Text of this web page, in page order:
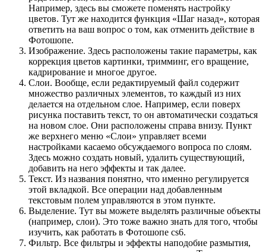
Например, здесь вы сможете поменять настройку
цветов. Тут же находится функция «Шаг назад», которая
ответить на ваш вопрос о том, как отменить действие в
Фотошопе.
Изображение. Здесь расположены такие параметры, как
коррекция цветов картинки, тримминг, его вращение,
кадрирование и многое другое.
Слои. Вообще, если редактируемый файл содержит
множество различных элементов, то каждый из них
делается на отдельном слое. Например, если поверх
рисунка поставить текст, то он автоматически создаться
на новом слое. Они расположены справа внизу. Пункт
же верхнего меню «Слои» управляет всеми
настройками касаемо обсуждаемого вопроса по слоям.
Здесь можно создать новый, удалить существующий,
добавить на него эффекты и так далее.
Текст. Из названия понятно, что именно регулируется
этой вкладкой. Все операции над добавленным
текстовым полем управляются в этом пункте.
Выделение. Тут вы можете выделять различные объекты
(например, слои). Это тоже важно знать для того, чтобы
изучить, как работать в Фотошопе cs6.
Фильтр. Все фильтры и эффекты наподобие размытия,